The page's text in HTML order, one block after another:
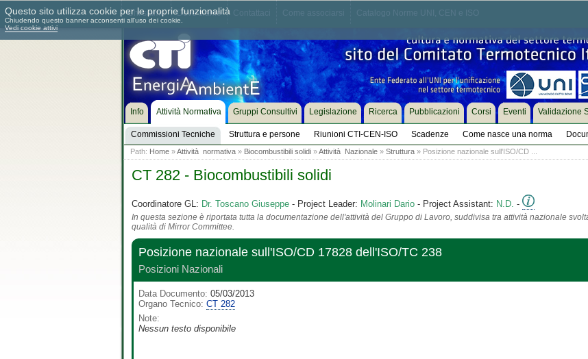
Chi siamo Dove siamo
Info Attività Normativa
Commissioni Tecniche Struttura e persone Riunioni CTI-CEN-ISO Scadenze Come nasce una norma
Gruppi Consultivi Legislazione Ricerca Pubblicazioni Corsi Eventi Validazione
Path: Home»Attività normativa» Biocombustibili solidi»Attività Nazionale» Struttura» Posizione nazionale sull'ISO/CD ...
CT 282 - Biocombustibili solidi
Coordinatore GL: Dr. Toscano Giuseppe- Project Leader: Molinari Dario- Project Assistant: N.D. -
In questa sezione è riportata tutta la documentazione dell'attività del Gruppo di Lavoro, suddivisa tra attività nazionale
qualità di Mirror Committee.
Posizione nazionale sull'ISO/CD 17828 dell'ISO/TC 238
Posizioni Nazionali
Data Documento: 05/03/2013
Organo Tecnico: CT 282
Note:
Nessun testo disponibile
Questo sito utilizza cookie per le proprie funzionalità
Chiudendo questo banner acconsenti all'uso dei cookie.
Vedi cookie attivi